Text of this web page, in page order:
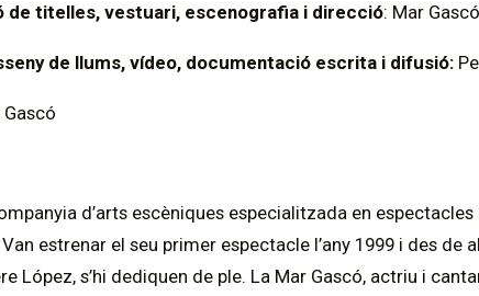
de titelles, vestuari, escenografia i direcció: Mar Gascó
de llums, vídeo, documentació escrita i difusió:
d’arts escèniques especialitzada en
estrenar el seu primer espectacle l’any 1999 i des de
López, s’hi dediquen de ple. La Mar Gascó, actriu i